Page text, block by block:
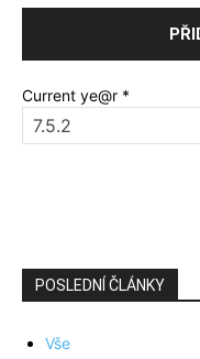
Current ye@r *
POSLEDNÍ ČLÁNKY
Vše